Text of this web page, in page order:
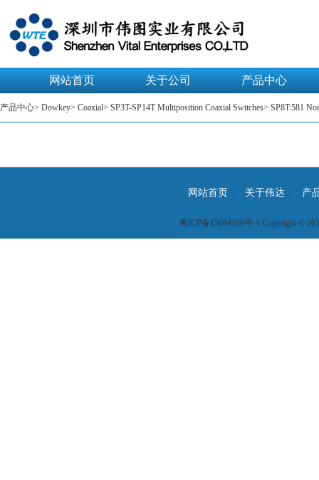
网站首页 关于公司 产品中心
产品中心> Dowkey> Coaxial> SP3T-SP14T Multiposition Coaxial Switches> SP8T:581
网站首页 关于伟达 产
粤ICP备15064169号-1 Copyright ©